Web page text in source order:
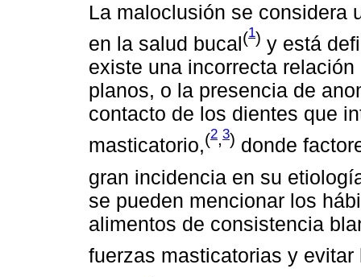
La maloclusión se considera
en la salud bucal(1) y está
existe una incorrecta
planos, o la presencia de
contacto de los dientes que
masticatorio,(2,3) donde
gran incidencia en su
se pueden mencionar los
alimentos de consistencia
fuerzas masticatorias y